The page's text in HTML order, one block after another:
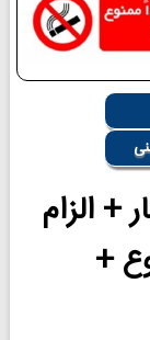
+ الزام
+